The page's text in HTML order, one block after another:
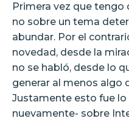
Primera vez que tengo
no sobre un tema
abundar. Por el
novedad, desde la
no se habló, desde lo
generar al menos algo
Justamente esto fue lo
nuevamente- sobre